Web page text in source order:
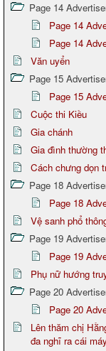
Page 14
Page 14
Page 14
Văn uyển
Page 15
Page 15
Cuộc thi Kiều
Gia chánh
Gia đình thường
Cách chưng dọn
Page 18
Page 18
Vệ sanh phổ
Page 19
Page 19
Phụ nữ hướng
Page 20
Page 20
Lên thăm chị
đa nghĩ ra cái